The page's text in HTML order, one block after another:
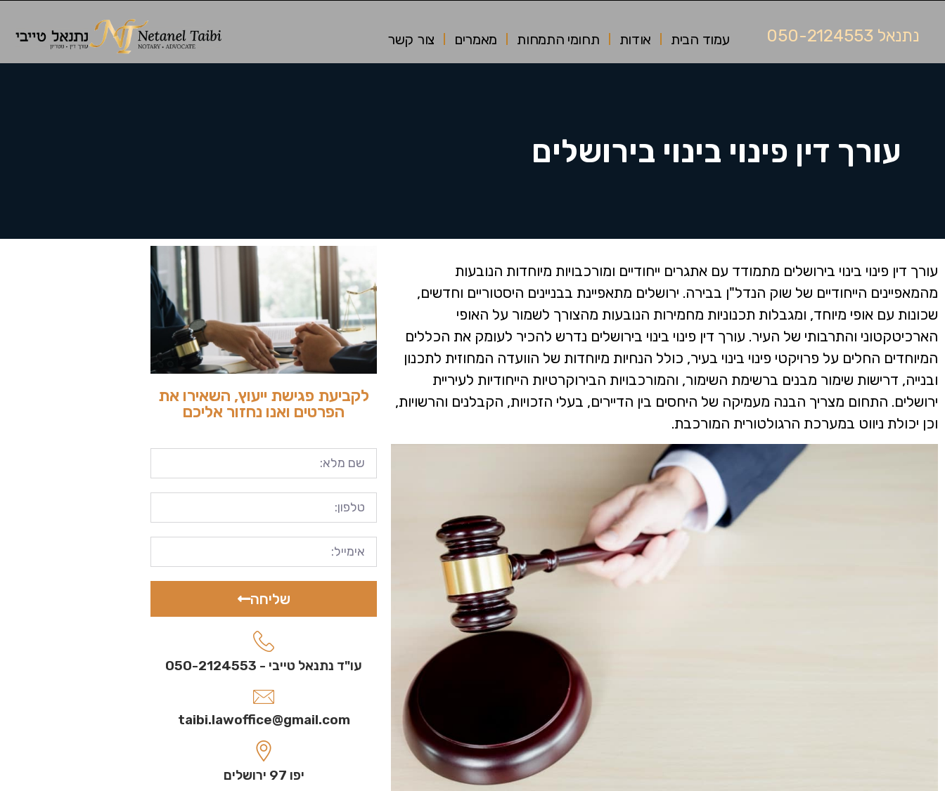
נתנאל 050-2124553 עמוד הבית אודות תחומי התמחות מאמרים צור קשר
עורך דין פינוי בינוי בירושלים
עורך דין פינוי בינוי בירושלים מתמודד עם אתגרים ייחודיים ומורכבויות מיוחדות הנובעות
מהמאפיינים הייחודיים של שוק הנדל"ן בבירה. ירושלים מתאפיינת בבניינים היסטוריים וחדשים,
שכונות עם אופי מיוחד, ומגבלות תכנוניות מחמירות הנובעות מהצורך לשמור על האופי
הארכיטקטוני והתרבותי של העיר. עורך דין פינוי בינוי בירושלים נדרש להכיר לעומק את הכללים
המיוחדים החלים על פרויקטי פינוי בינוי בעיר, כולל הנחיות מיוחדות של הוועדה המחוזית לתכנון
ובנייה, דרישות שימור מבנים ברשימת השימור, והמורכבויות הבירוקרטיות הייחודיות לעיריית
ירושלים. התחום מצריך הבנה מעמיקה של היחסים בין הדיירים, בעלי הזכויות, הקבלנים והרשויות,
וכן יכולת ניווט במערכת הרגולטורית המורכבת.
לקביעת פגישת ייעוץ, השאירו את
הפרטים ואנו נחזור אליכם
שליחה
עו"ד נתנאל טייבי - 050-2124553
taibi.lawoffice@gmail.com
יפו 97 ירושלים